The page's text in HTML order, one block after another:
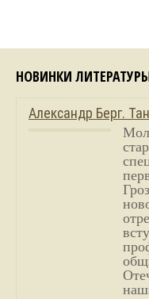
НОВИНКИ
Александр Берг.